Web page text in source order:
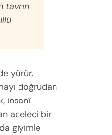
tavrın
yürür.
doğrudan
insanî
aceleci bir
giyimle